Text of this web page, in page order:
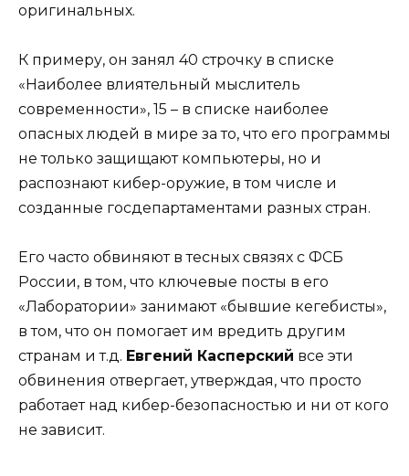
оригинальных.
К примеру, он занял 40 строчку в списке
«Наиболее влиятельный мыслитель
современности», 15 – в списке наиболее
опасных людей в мире за то, что его программы
не только защищают компьютеры, но и
распознают кибер-оружие, в том числе и
созданные госдепартаментами разных стран.
Его часто обвиняют в тесных связях с ФСБ
России, в том, что ключевые посты в его
«Лаборатории» занимают «бывшие кегебисты»,
в том, что он помогает им вредить другим
странам и т.д. Евгений Касперский все эти
обвинения отвергает, утверждая, что просто
работает над кибер-безопасностью и ни от кого
не зависит.